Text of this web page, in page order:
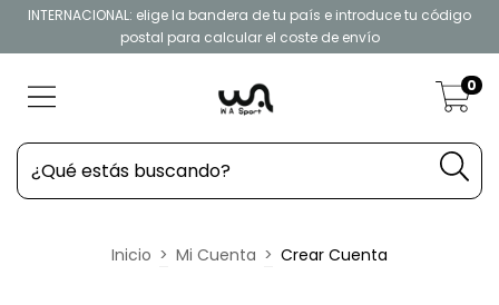
INTERNACIONAL: elige la bandera de tu país e introduce tu código
postal para calcular el coste de envío
0
Inicio > Mi Cuenta > Crear Cuenta